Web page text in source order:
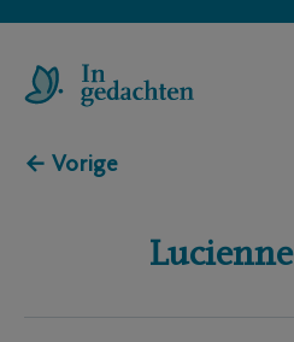
← Vorige
Lucienne